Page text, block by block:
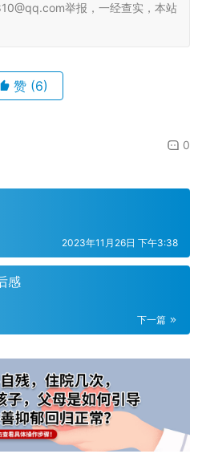
举报，一经查实，本站
赞 (6)
0
2023年11月26日 下午3:38
感
下一篇